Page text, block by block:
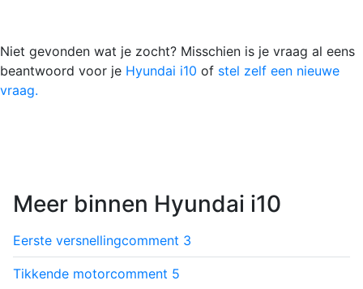
Niet gevonden wat je zocht? Misschien is je vraag al eens
beantwoord voor je Hyundai i10 of stel zelf een nieuwe
vraag.
Meer binnen Hyundai i10
Eerste versnellingcomment 3
Tikkende motorcomment 5